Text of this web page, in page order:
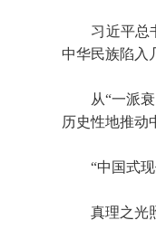
习近平总书
中华民族陷入
从“一派衰
历史性地推动
“中国式现代
真理之光照